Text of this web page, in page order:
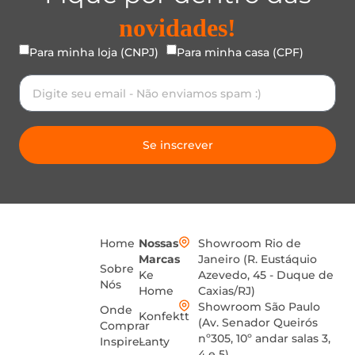
novidades!
Para minha loja (CNPJ) Para minha casa (CPF)
Se inscrever
Home
Sobre
Nós
Onde
Comprar
Inspire-
Nossas
Marcas
Ke
Home
Konfektt
Lanty
Showroom Rio de
Janeiro (R. Eustáquio
Azevedo, 45 - Duque de
Caxias/RJ)
Showroom São Paulo
(Av. Senador Queirós
nº305, 10º andar salas 3,